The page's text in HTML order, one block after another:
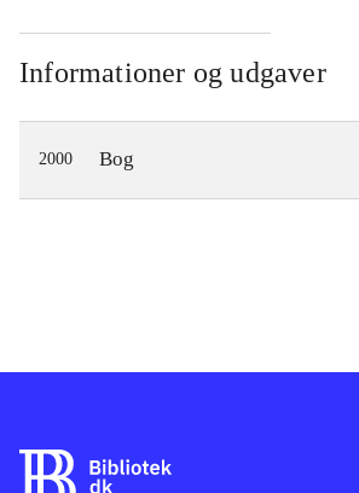
Informationer og udgaver
2000 Bog